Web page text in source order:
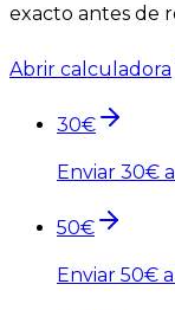
exacto antes de
Abrir calculadora
30€
Enviar 30€
50€
Enviar 50€